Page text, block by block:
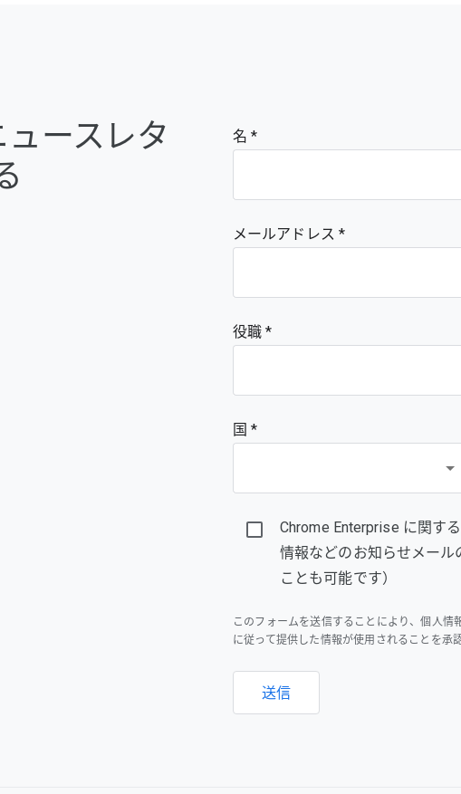
ースレタ
名
メールアドレス
役職
国 *
Chrome Enterprise に関す
情報などのお知らせメール
ことも可能です）
このフォームを送信することにより、個人情
に従って提供した情報が使用されることを承
送信